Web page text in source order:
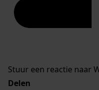
Stuur een reactie naar
Delen